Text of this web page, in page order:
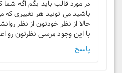
باشید می تونید هر تغییری که
حالا از نظر خودتون از نظر
با این وجود مرسی نظرتون رو
پاسخ